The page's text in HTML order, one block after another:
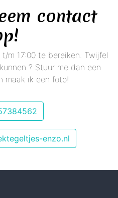
contact
m 17:00 te bereiken. Twijfel
? Stuur me dan een
maak ik een foto!
enzo.nl